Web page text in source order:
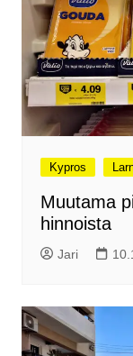
Kypros
Muutama
hinnoista
Jari